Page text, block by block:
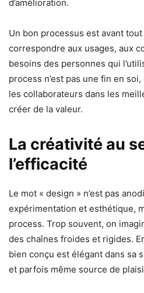
d’amélioration.
Un bon processus est avant
correspondre aux usages, aux
besoins des personnes qui
process n’est pas une fin en
les collaborateurs dans les
créer de la valeur.
La créativité au
l’efficacité
Le mot « design » n’est pas
expérimentation et esthétique,
process. Trop souvent, on
des chaînes froides et rigides.
bien conçu est élégant dans sa
et parfois même source de